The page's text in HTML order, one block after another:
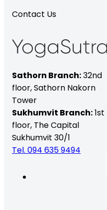
Contact Us
Sathorn Branch:32nd
floor,Sathorn Nakorn
Tower
Sukhumvit Branch:1st
floor, The Capital
Sukhumvit 30/1
Tel. 094 635 9494